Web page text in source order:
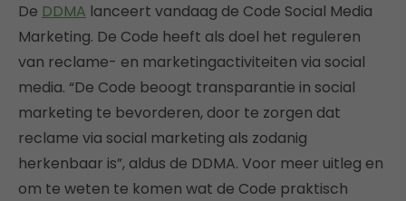
De DDMA lanceert vandaag de Code Social Media
Marketing. De Code heeft als doel het reguleren
van reclame- en marketingactiviteiten via social
media. “De Code beoogt transparantie in social
marketing te bevorderen, door te zorgen dat
reclame via social marketing als zodanig
herkenbaar is”, aldus de DDMA. Voor meer uitleg en
om te weten te komen wat de Code praktisch